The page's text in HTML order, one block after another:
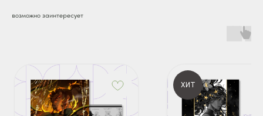
возможно заинтересует
ХИТ